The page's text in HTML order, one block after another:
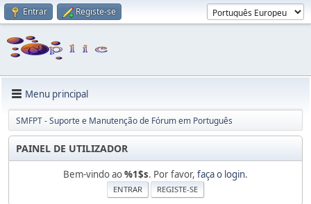
Entrar Registe-se
Menu principal
SMFPT - Suporte e Manutenção de Fórum em Português
PAINEL DE UTILIZADOR
Bem-vindo ao%1$s. Por favor, faça o login.
ENTRAR REGISTE-SE